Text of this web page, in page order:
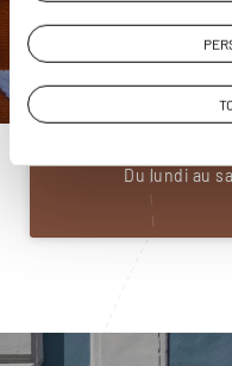
Construisez votre
01
Du lundi au